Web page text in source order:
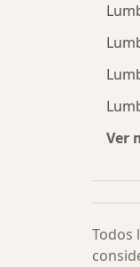
Ver
Todos